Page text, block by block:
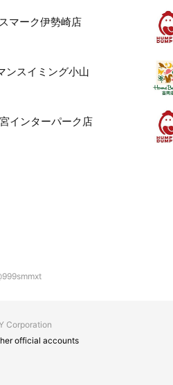
マーク伊勢崎店
ンスイミング小山
インターパーク店
Corporation
official accounts